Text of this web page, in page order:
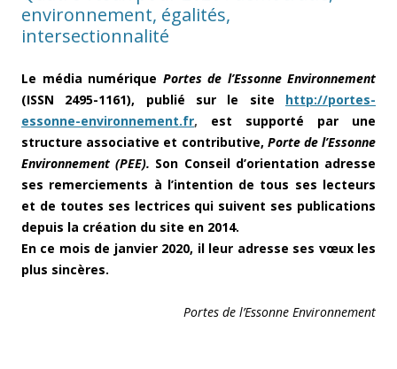
environnement, égalités,
intersectionnalité
Le média numérique Portes de l’Essonne Environnement
(ISSN 2495-1161), publié sur le site http://portes-
essonne-environnement.fr, est supporté par une
structure associative et contributive, Porte de l’Essonne
Environnement (PEE). Son Conseil d’orientation adresse
ses remerciements à l’intention de tous ses lecteurs
et de toutes ses lectrices qui suivent ses publications
depuis la création du site en 2014.
En ce mois de janvier 2020, il leur adresse ses vœux les
plus sincères.
Portes de l’Essonne Environnement